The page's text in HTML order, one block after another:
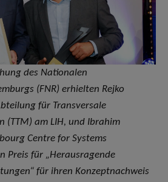
des Nationalen
(FNR) erhielten Rejko
für Transversale
(TTM) am LIH, und Ibrahim
Centre for Systems
Preis für „Herausragende
für ihren Konzeptnachweis